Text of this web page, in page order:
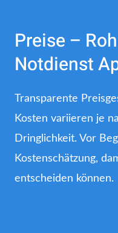
Preise –
Notdienst
Transparente
Kosten variieren je
Dringlichkeit. Vor
Kostenschätzung,
entscheiden können.